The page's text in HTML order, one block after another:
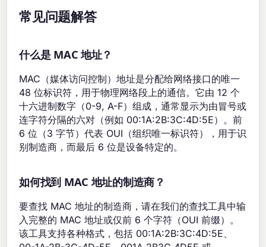
常见问题解答
什么是 MAC 地址？
MAC（媒体访问控制）地址是分配给网络接口的唯一
48 位标识符，用于物理网络段上的通信。它由 12 个
十六进制数字（0-9, A-F）组成，通常显示为由冒号或
连字符分隔的六对（例如 00:1A:2B:3C:4D:5E）。前
6 位（3 字节）代表 OUI（组织唯一标识符），用于识
别制造商，而最后 6 位是设备特定的。
如何找到 MAC 地址的制造商？
要查找 MAC 地址的制造商，请在我们的查找工具中输
入完整的 MAC 地址或仅前 6 个字符（OUI 前缀）。
该工具支持各种格式，包括 00:1A:2B:3C:4D:5E、